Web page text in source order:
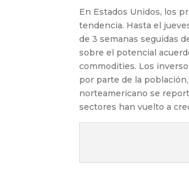
En Estados Unidos, los
tendencia. Hasta el
de 3 semanas seguidas
sobre el potencial
commodities. Los
por parte de la
norteamericano se
sectores han vuelto a